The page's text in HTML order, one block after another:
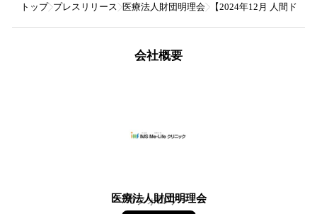
トップ プレスリリース 医療法人財団明理会 【2024年12月 人間ドッ
会社概要
医療法人財団明理会
0フォロワー